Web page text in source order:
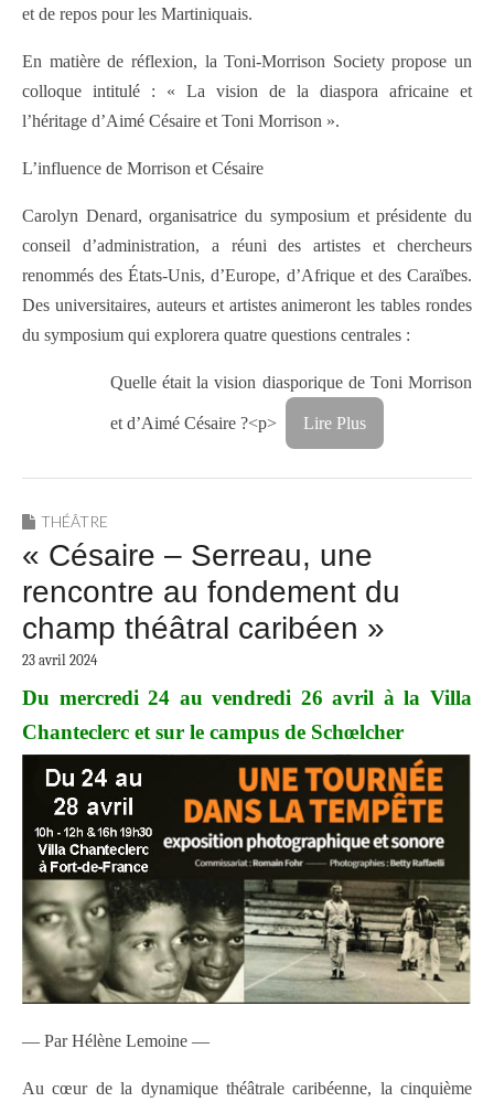
et de repos pour les Martiniquais.
En matière de réflexion, la Toni-Morrison Society propose un
colloque intitulé : « La vision de la diaspora africaine et
l’héritage d’Aimé Césaire et Toni Morrison ».
L’influence de Morrison et Césaire
Carolyn Denard, organisatrice du symposium et présidente du
conseil d’administration, a réuni des artistes et chercheurs
renommés des États-Unis, d’Europe, d’Afrique et des Caraïbes.
Des universitaires, auteurs et artistes animeront les tables rondes
du symposium qui explorera quatre questions centrales :
Quelle était la vision diasporique de Toni Morrison
et d’Aimé Césaire ?<p> Lire Plus
THÉÂTRE
« Césaire – Serreau, une
rencontre au fondement du
champ théâtral caribéen »
23 avril 2024
Du mercredi 24 au vendredi 26 avril à la Villa
Chanteclerc et sur le campus de Schœlcher
— Par Hélène Lemoine —
Au cœur de la dynamique théâtrale caribéenne, la cinquième